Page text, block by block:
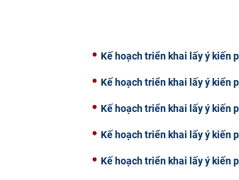
Kế hoạch triển khai lấy ý kiến
Kế hoạch triển khai lấy ý kiến
Kế hoạch triển khai lấy ý kiến
Kế hoạch triển khai lấy ý kiến
Kế hoạch triển khai lấy ý kiến